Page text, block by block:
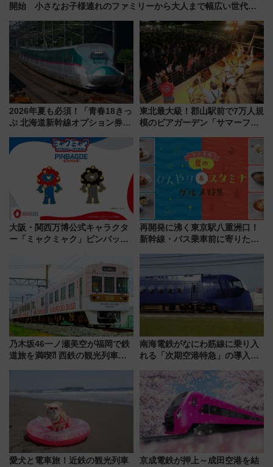
開始 小さなお子様連れのファミリーから大人まで幅広い世代が
2026年夏も必須！「青春18きっ
ぷ 北海道新幹線オプション券」
の罠
東北最大級！郡山駅前で7万人規
模のビアガーデン「サマーフェ
7/24-26開催！ 有料席はJRE
MALLで予約可能
大阪・関西万博公式キャラクタ
ー「ミャクミャク」ピンバッジ
再開発に沸く東京駅八重洲口！
新幹線・バス乗車前に寄りたい
やり＆スタミナグルメ」6選【新
店舗も！】
乃木坂46一ノ瀬美空が福岡で鉄
道旅を満喫⁈ 西鉄の観光列車
府･柳川の旅！YouTubeが公開
南海電鉄がなにわ筋線に乗り入
れる「次期空港特急」の導入を
日本初の鉄道デザイン
愛犬と電車旅！近鉄の観光列車
京成電鉄が押上～成田空港を結